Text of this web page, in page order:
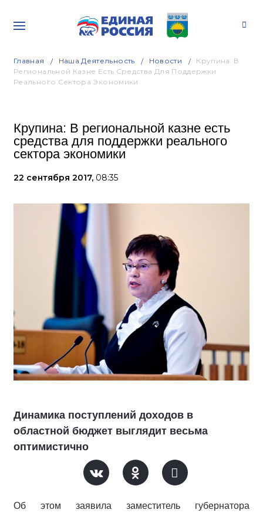
Главная Наша Деятельность Новости
Крупина: В
Региональной Казне Есть Средства Для Поддержки
Реального Сектора Экономики
Крупина: В региональной казне есть
средства для поддержки реального
сектора экономики
22 сентября 2017, 08:35
Динамика поступлений доходов в
областной бюджет выглядит весьма
оптимистично
Об этом заявила заместитель губернатора